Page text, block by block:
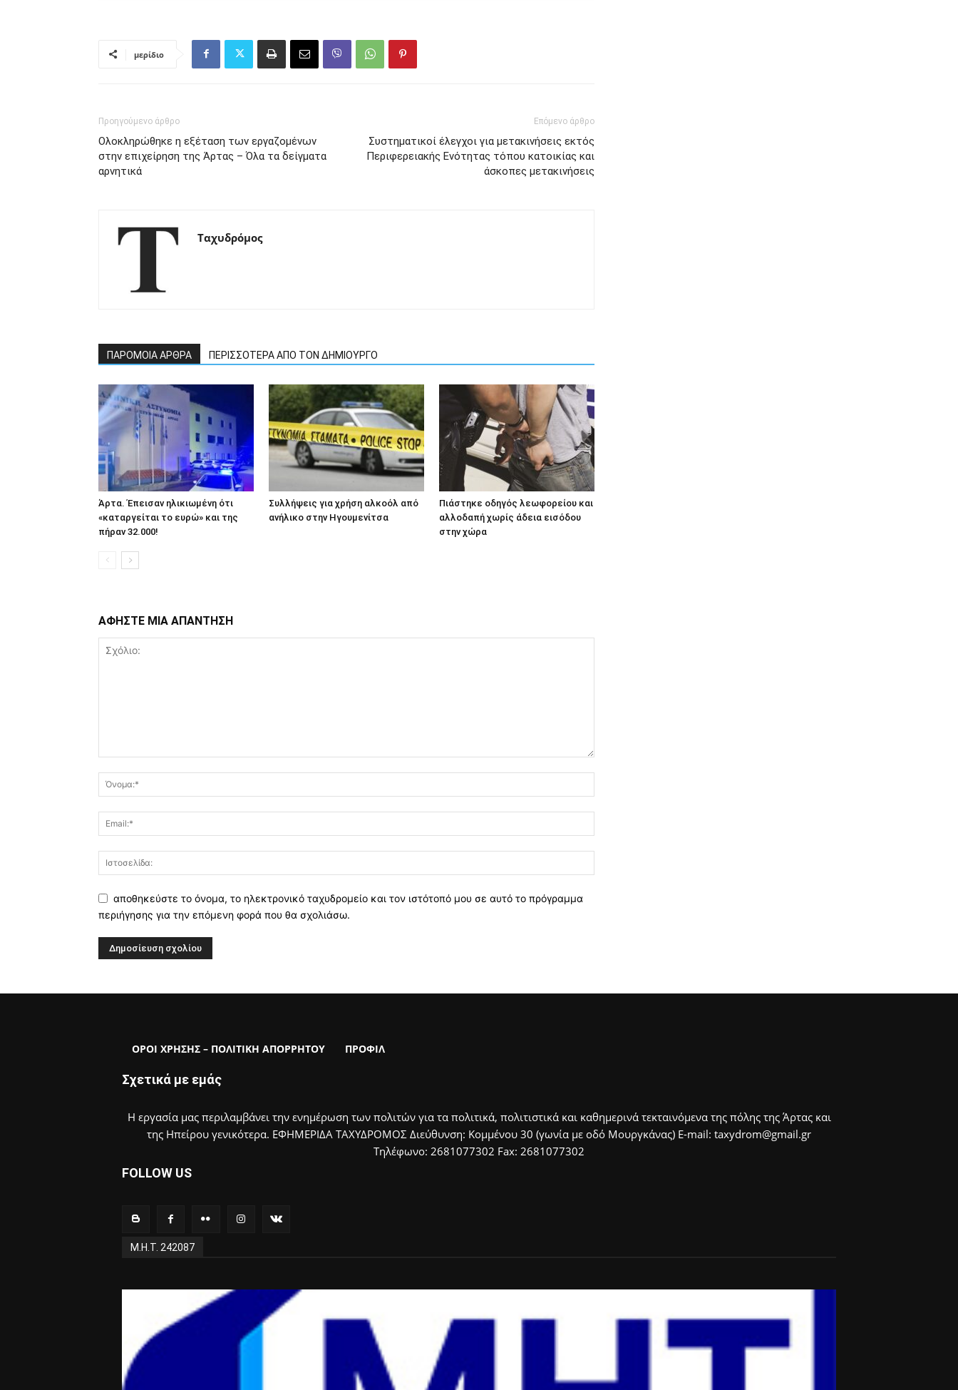
μερίδιο
Προηγούμενο άρθρο
Ολοκληρώθηκε η εξέταση των εργαζομένων
στην επιχείρηση της Άρτας – Όλα τα δείγματα
αρνητικά
Επόμενο άρθρο
Συστηματικοί έλεγχοι για μετακινήσεις εκτός
Περιφερειακής Ενότητας τόπου κατοικίας και
άσκοπες μετακινήσεις
Ταχυδρόμος
ΠΑΡΟΜΟΙΑ ΑΡΘΡΑ ΠΕΡΙΣΣΟΤΕΡΑ ΑΠΟ ΤΟΝ ΔΗΜΙΟΥΡΓΟ
Άρτα. Έπεισαν ηλικιωμένη ότι
«καταργείται το ευρώ» και της
πήραν 32.000!
Συλλήψεις για χρήση αλκοόλ από
ανήλικο στην Ηγουμενίτσα
Πιάστηκε οδηγός λεωφορείου και
αλλοδαπή χωρίς άδεια εισόδου
στην χώρα
ΑΦΗΣΤΕ ΜΙΑ ΑΠΑΝΤΗΣΗ
αποθηκεύστε το όνομα, το ηλεκτρονικό ταχυδρομείο και τον ιστότοπό μου σε αυτό το πρόγραμμα
περιήγησης για την επόμενη φορά που θα σχολιάσω.
ΟΡΟΙ ΧΡΗΣΗΣ – ΠΟΛΙΤΙΚΗ ΑΠΟΡΡΗΤΟΥ ΠΡΟΦΙΛ
Σχετικά με εμάς
Η εργασία μας περιλαμβάνει την ενημέρωση των πολιτών για τα πολιτικά, πολιτιστικά και καθημερινά τεκταινόμενα της πόλης της Άρτας και
της Ηπείρου γενικότερα. ΕΦΗΜΕΡΙΔΑ ΤΑΧΥΔΡΟΜΟΣ Διεύθυνση: Κομμένου 30 (γωνία με οδό Μουργκάνας) E-mail: taxydrom@gmail.gr
Τηλέφωνο: 2681077302 Fax: 2681077302
FOLLOW US
Μ.Η.Τ. 242087